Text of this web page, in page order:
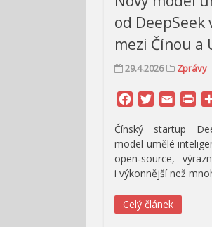
od
mezi Čínou a
29.4.2026 Zprávy
Facebook
Twitter
Email
Čínský startup
model umělé
open‑source,
i výkonnější než
Celý článek